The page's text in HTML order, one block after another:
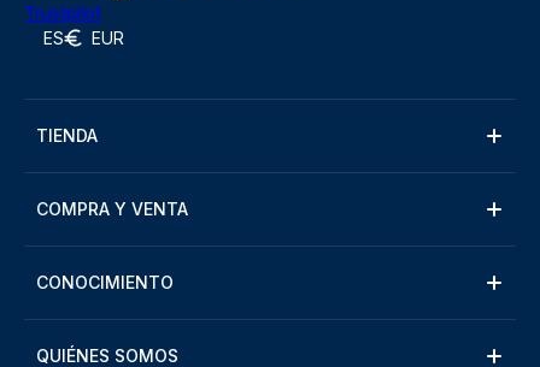
Trustpilot
ES EUR
TIENDA
COMPRA Y VENTA
CONOCIMIENTO
QUIÉNES SOMOS